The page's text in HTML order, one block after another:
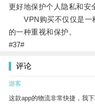
更好地保护个人隐私和安
VPN购买不仅仅是一
的一种重视和保护。
#37#
评论
游客
这款app的物流非常快捷，我